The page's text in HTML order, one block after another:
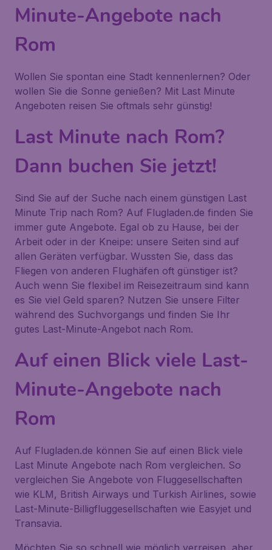
Minute-Angebote nach
Rom
Wollen Sie spontan eine Stadt kennenlernen? Oder
wollen Sie die Sonne genießen? Mit Last Minute
Angeboten reisen Sie oftmals sehr günstig!
Last Minute nach Rom?
Dann buchen Sie jetzt!
Sind Sie auf der Suche nach einem günstigen Last
Minute Trip nach Rom? Auf Flugladen.de finden Sie
immer gute Angebote. Egal ob zu Hause, bei der
Arbeit oder in der Kneipe: unsere Seiten sind auf
allen Geräten verfügbar. Wussten Sie, dass das
Fliegen von anderen Flughäfen oft günstiger ist?
Auch wenn Sie flexibel im Reisezeitraum sind kann
es Sie viel Geld sparen? Nutzen Sie unsere Filter
während des Suchvorgangs und finden Sie Ihr
gutes Last-Minute-Angebot nach Rom.
Auf einen Blick viele Last-
Minute-Angebote nach
Rom
Auf Flugladen.de können Sie auf einen Blick viele
Last Minute Angebote nach Rom vergleichen. So
vergleichen Sie Angebote von Fluggesellschaften
wie KLM, British Airways und Turkish Airlines, sowie
Last-Minute-Billigfluggesellschaften wie Easyjet und
Transavia.
Möchten Sie so schnell wie möglich verreisen, aber